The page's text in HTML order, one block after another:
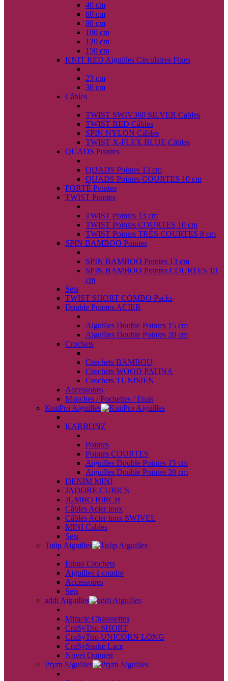
40 cm
60 cm
80 cm
100 cm
120 cm
150 cm
KNIT RED Aiguilles Circulaires Fixes
23 cm
30 cm
Câbles
TWIST SWIV360 SILVER Cables
TWIST RED Câbles
SPIN NYLON Câbles
TWIST X-FLEX BLUE Câbles
QUADS Pointes
QUADS Pointes 13 cm
QUADS Pointes COURTES 10 cm
FORTÉ Pointes
TWIST Pointes
TWIST Pointes 13 cm
TWIST Pointes COURTES 10 cm
TWIST Pointes TRÈS COURTES 8 cm
SPIN BAMBOO Pointes
SPIN BAMBOO Pointes 13 cm
SPIN BAMBOO Pointes COURTES 10
cm
Sets
TWIST SHORT COMBO Packs
Double Pointes ACIER
Aiguilles Double Pointes 15 cm
Aiguilles Double Pointes 20 cm
Crochets
Crochets BAMBOU
Crochets WOOD PATINA
Crochets TUNISIEN
Accessoires
Manches / Pochettes / Etuis
KnitPro Aiguilles
KARBONZ
Pointes
Pointes COURTES
Aiguilles Double Pointes 15 cm
Aiguilles Double Pointes 20 cm
DENIM MINI
JADORE CUBICS
JUMBO BIRCH
Câbles Acier inox
Câbles Acier inox SWIVEL
MINI Cables
Sets
Tulip Aiguilles
Etimo Crochets
Aiguilles à coudre
Accessoires
Sets
addi Aiguilles
Miracle Chaussettes
CraSyTrio SHORT
CraSyTrio UNICORN LONG
CraSySnake Lace
Novel Quintett
Prym Aiguilles